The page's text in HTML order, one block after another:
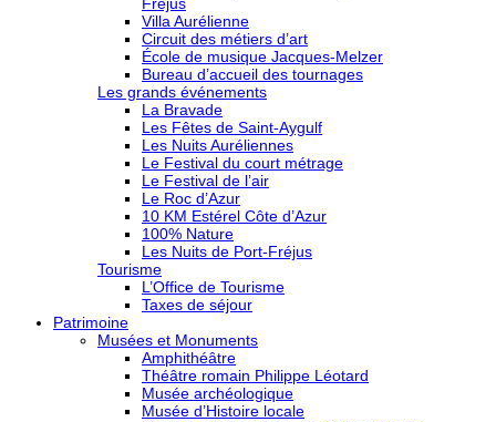
Villa Aurélienne
Circuit des métiers d’art
École de musique Jacques-Melzer
Bureau d’accueil des tournages
Les grands événements
La Bravade
Les Fêtes de Saint-Aygulf
Les Nuits Auréliennes
Le Festival du court métrage
Le Festival de l’air
Le Roc d’Azur
10 KM Estérel Côte d’Azur
100% Nature
Les Nuits de Port-Fréjus
Tourisme
L’Office de Tourisme
Taxes de séjour
Patrimoine
Musées et Monuments
Amphithéâtre
Théâtre romain Philippe Léotard
Musée archéologique
Musée d’Histoire locale